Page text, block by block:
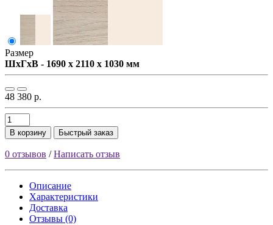
Размер
ШxГxВ - 1690 x 2110 x 1030 мм
48 380 р.
В корзину Быстрый заказ
0 отзывов /Написать отзыв
Описание
Характеристики
Доставка
Отзывы (0)